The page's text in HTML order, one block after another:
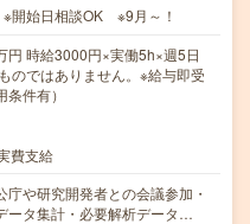
開始日相談OK ※9月～！
時給3000円×実働5h×週5日
のではありません。※給与即受
件有）
費支給
庁や研究開発者との会議参加・
ータ集計・必要解析データ…